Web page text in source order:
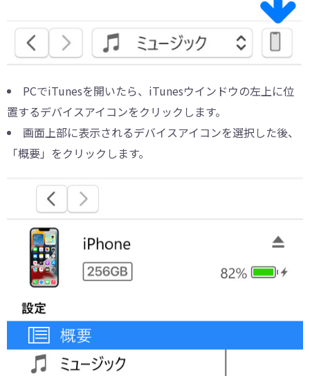
PCでiTunesを開いたら、iTunesウインドウの左上に位
置するデバイスアイコンをクリックします。
画面上部に表示されるデバイスアイコンを選択した後、
「概要」をクリックします。